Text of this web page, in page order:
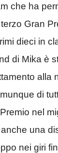
che ha
Gran
dieci in
di Mika è
alla
di
nel
una
nei giri